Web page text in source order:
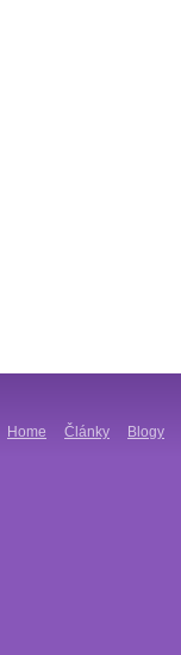
Home Články Blogy